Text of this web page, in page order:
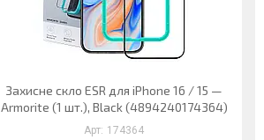
Захисне скло ESR для iPhone 16 / 15 —
Armorite (1 шт.), Black (4894240174364)
174364